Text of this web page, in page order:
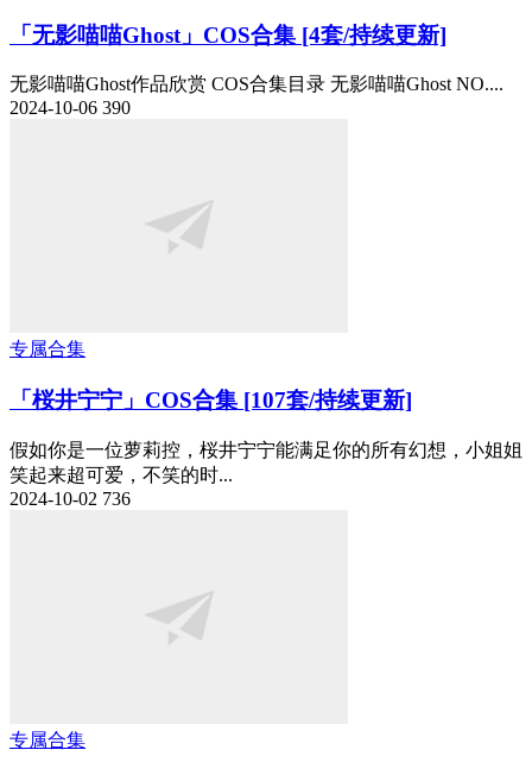
「无影喵喵Ghost」COS合集 [4套/持续更新]
无影喵喵Ghost作品欣赏 COS合集目录 无影喵喵Ghost NO....
2024-10-06 390
专属合集
「桜井宁宁」COS合集 [107套/持续更新]
假如你是一位萝莉控，桜井宁宁能满足你的所有幻想，小姐姐
笑起来超可爱，不笑的时...
2024-10-02 736
专属合集